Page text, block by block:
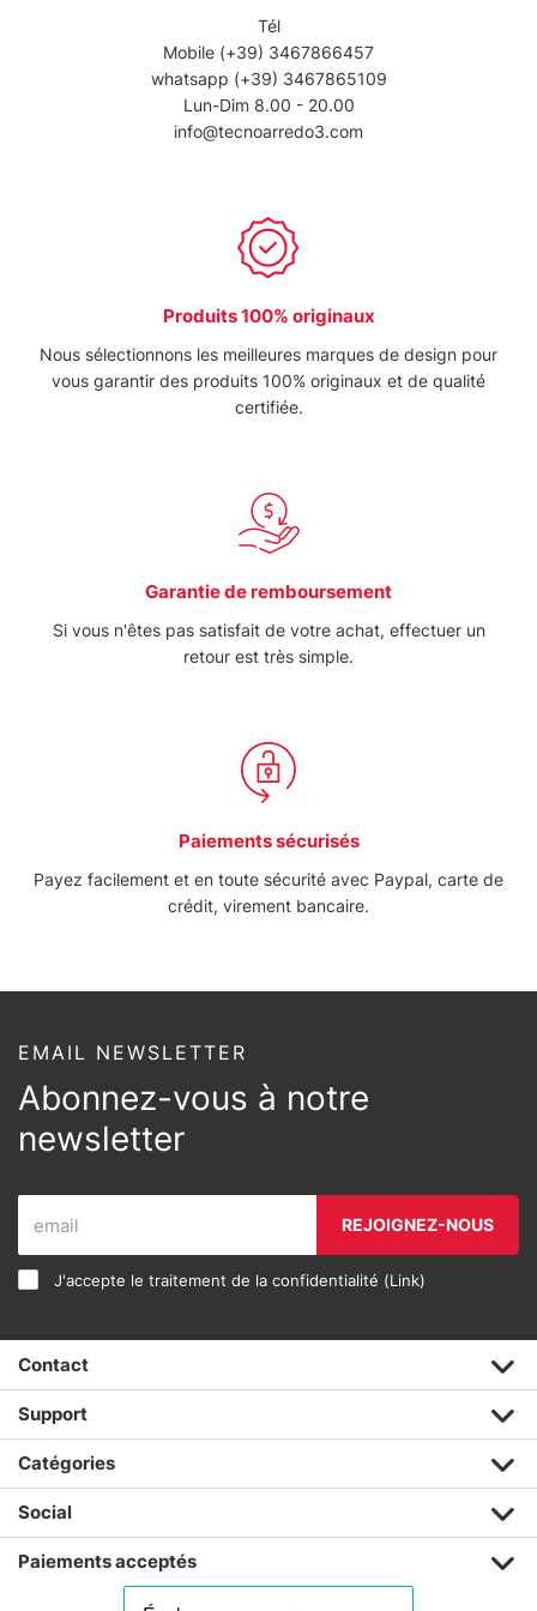
Tél
Mobile (+39) 3467866457
whatsapp (+39) 3467865109
Lun-Dim 8.00 - 20.00
info@tecnoarredo3.com
Produits 100% originaux
Nous sélectionnons les meilleures marques de design pour
vous garantir des produits 100% originaux et de qualité
certifiée.
Garantie de remboursement
Si vous n'êtes pas satisfait de votre achat, effectuer un
retour est très simple.
Paiements sécurisés
Payez facilement et en toute sécurité avec Paypal, carte de
crédit, virement bancaire.
EMAIL NEWSLETTER
Abonnez-vous à notre
newsletter
REJOIGNEZ-NOUS
J'accepte le traitement de la confidentialité (Link)
Contact
Support
Catégories
Social
Paiements acceptés